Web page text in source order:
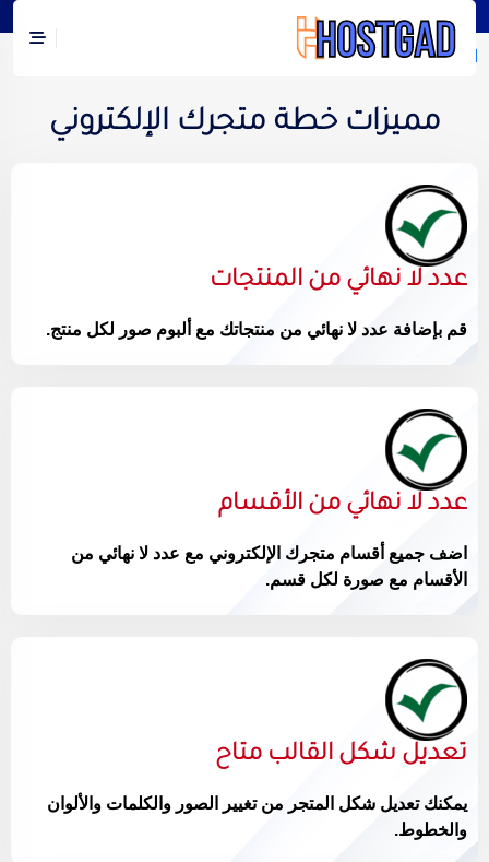
الرئيسية/متجر الكتروني خطة مبتدأ
مميزات خطة متجرك الإلكتروني
عدد لا نهائي من المنتجات
قم بإضافة عدد لا نهائي من منتجاتك مع ألبوم صور لكل منتج.
عدد لا نهائي من الأقسام
اضف جميع أقسام متجرك الإلكتروني مع عدد لا نهائي من
الأقسام مع صورة لكل قسم.
تعديل شكل القالب متاح
يمكنك تعديل شكل المتجر من تغيير الصور والكلمات والألوان
والخطوط.